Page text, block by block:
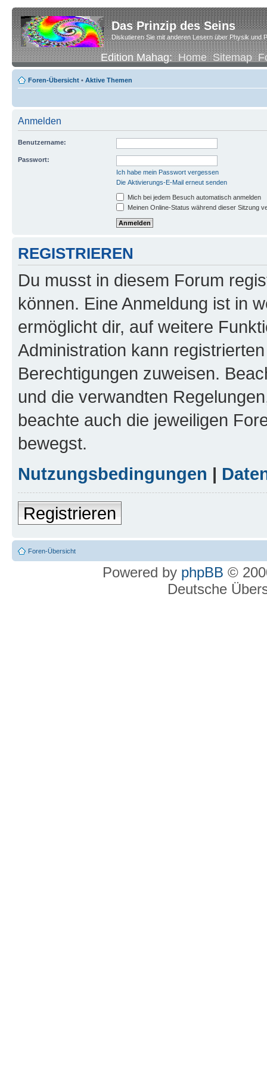
Das Prinzip des Seins
Diskutieren Sie mit anderen Lesern über Physik und
Edition Mahag:Home Sitemap
Foren-Übersicht • Aktive Themen
Anmelden
Benutzername:
Passwort:
Ich habe mein Passwort vergessen
Die Aktivierungs-E-Mail erneut senden
Mich bei jedem Besuch automatisch anmelden
Meinen Online-Status während dieser Sitzung
REGISTRIEREN
Du musst in diesem Forum
können. Eine Anmeldung ist in
ermöglicht dir, auf weitere
Administration kann
Berechtigungen zuweisen.
und die verwandten
beachte auch die jeweiligen
bewegst.
Nutzungsbedingungen |
Registrieren
Foren-Übersicht
Powered by phpBB ©
Deutsche